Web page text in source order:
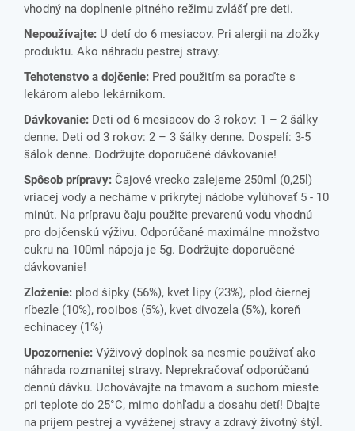
vhodný na doplnenie pitného režimu zvlášť pre deti.
Nepoužívajte: U detí do 6 mesiacov. Pri alergii na zložky
produktu. Ako náhradu pestrej stravy.
Tehotenstvo a dojčenie: Pred použitím sa poraďte s
lekárom alebo lekárnikom.
Dávkovanie: Deti od 6 mesiacov do 3 rokov: 1 – 2 šálky
denne. Deti od 3 rokov: 2 – 3 šálky denne. Dospelí: 3-5
šálok denne. Dodržujte doporučené dávkovanie!
Spôsob prípravy: Čajové vrecko zalejeme 250ml (0,25l)
vriacej vody a necháme v prikrytej nádobe vylúhovať 5 - 10
minút. Na prípravu čaju použite prevarenú vodu vhodnú
pro dojčenskú výživu. Odporúčané maximálne množstvo
cukru na 100ml nápoja je 5g. Dodržujte doporučené
dávkovanie!
Zloženie: p lod šípky (56%), kvet lipy (23%), plod čiernej
ríbezle (10%), rooibos (5%), kvet divozela (5%), koreň
echinacey (1%)
Upozornenie: Výživový doplnok sa nesmie používať ako
náhrada rozmanitej stravy. Neprekračovať odporúčanú
dennú dávku. Uchovávajte na tmavom a suchom mieste
pri teplote do 25°C, mimo dohľadu a dosahu detí! Dbajte
na príjem pestrej a vyváženej stravy a zdravý životný štýl.